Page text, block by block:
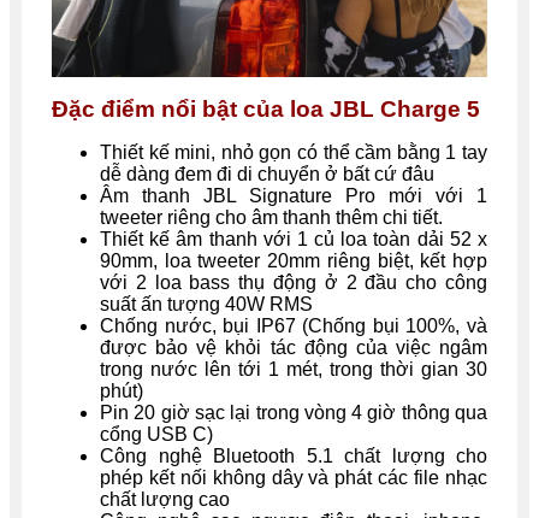
Đặc điểm nổi bật của loa JBL Charge 5
Thiết kế mini, nhỏ gọn có thể cầm bằng 1 tay
dễ dàng đem đi di chuyển ở bất cứ đâu
Âm thanh JBL Signature Pro mới với 1
tweeter riêng cho âm thanh thêm chi tiết.
Thiết kế âm thanh với 1 củ loa toàn dải 52 x
90mm, loa tweeter 20mm riêng biệt, kết hợp
với 2 loa bass thụ động ở 2 đầu cho công
suất ấn tượng 40W RMS
Chống nước, bụi IP67 (Chống bụi 100%, và
được bảo vệ khỏi tác động của việc ngâm
trong nước lên tới 1 mét, trong thời gian 30
phút)
Pin 20 giờ sạc lại trong vòng 4 giờ thông qua
cổng USB C)
Công nghệ Bluetooth 5.1 chất lượng cho
phép kết nối không dây và phát các file nhạc
chất lượng cao